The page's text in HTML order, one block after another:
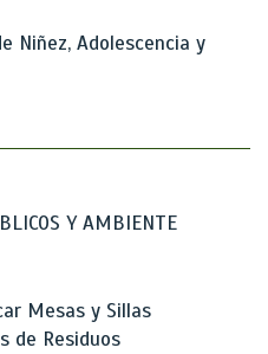
Niñez, Adolescencia y
Y AMBIENTE
Mesas y Sillas
de Residuos